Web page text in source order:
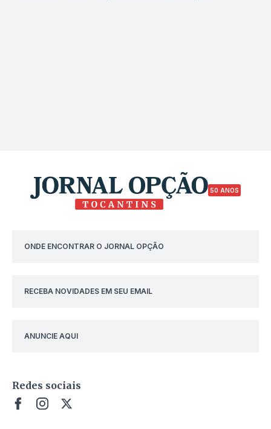
50 ANOS
ONDE ENCONTRAR O JORNAL OPÇÃO
RECEBA NOVIDADES EM SEU EMAIL
ANUNCIE AQUI
Redes sociais